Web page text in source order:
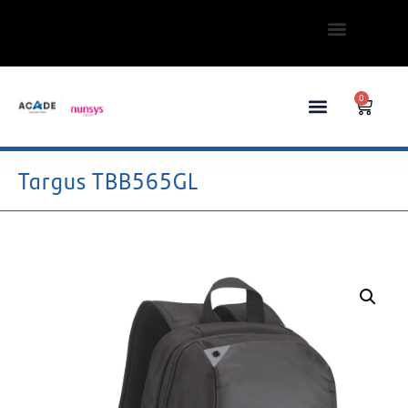
0
Targus TBB565GL